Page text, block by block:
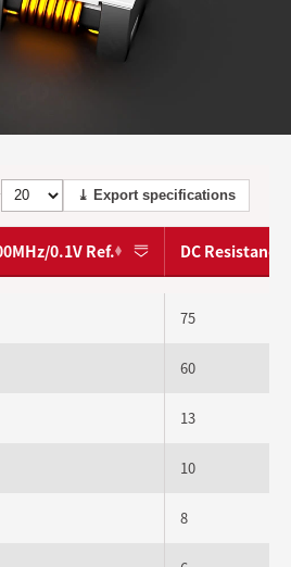
⤓ Export specifications
0.1V Ref. DC
75
60
13
10
8